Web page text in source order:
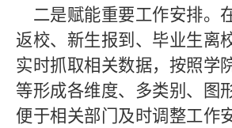
二是赋能重要工作安排。
返校、新生报到、毕业生离
实时抓取相关数据，按照学
等形成各维度、多类别、图
便于相关部门及时调整工作